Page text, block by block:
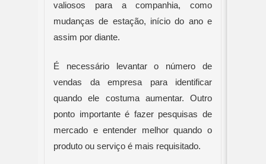
valiosos para a companhia, como
mudanças de estação, início do ano e
assim por diante.
É necessário levantar o número de
vendas da empresa para identificar
quando ele costuma aumentar. Outro
ponto importante é fazer pesquisas de
mercado e entender melhor quando o
produto ou serviço é mais requisitado.